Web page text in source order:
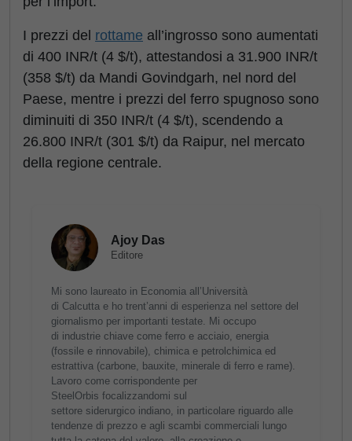
I prezzi del rottame all’ingrosso sono aumentati
di 400 INR/t (4 $/t), attestandosi a 31.900 INR/t
(358 $/t) da Mandi Govindgarh, nel nord del
Paese, mentre i prezzi del ferro spugnoso sono
diminuiti di 350 INR/t (4 $/t), scendendo a
26.800 INR/t (301 $/t) da Raipur, nel mercato
della regione centrale.
Ajoy Das
Editore
Mi sono laureato in Economia all’Università
di Calcutta e ho trent’anni di esperienza nel settore del
giornalismo per importanti testate. Mi occupo
di industrie chiave come ferro e acciaio, energia
(fossile e rinnovabile), chimica e petrolchimica ed
estrattiva (carbone, bauxite, minerale di ferro e rame).
Lavoro come corrispondente per
SteelOrbis focalizzandomi sul
settore siderurgico indiano, in particolare riguardo alle
tendenze di prezzo e agli scambi commerciali lungo